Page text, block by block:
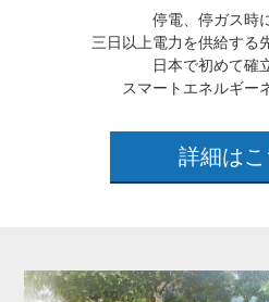
停電、停ガス時
三日以上電力を供給する
日本で初めて確
スマートエネルギー
詳細はこ